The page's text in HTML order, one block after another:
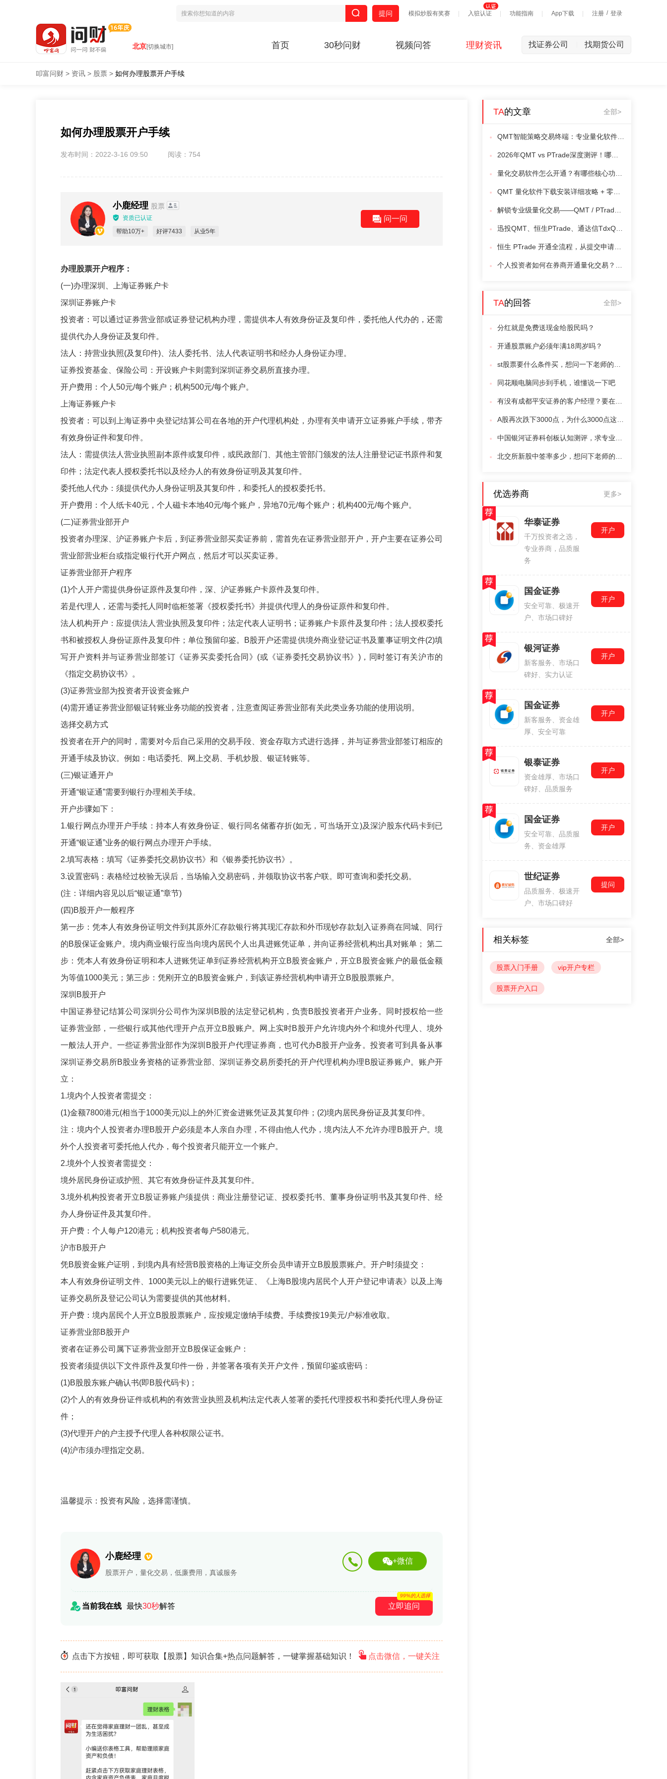
模拟炒股有奖赛 入驻认证 功能指南 App下载 注册 / 登录
提问
北京[切换城市] 首页 30秒问财 视频问答 理财资讯 找证券公司 找期货公司
叩富问财 > 资讯 > 股票 > 如何办理股票开户手续
如何办理股票开户手续
发布时间：2022-3-16 09:50 阅读：754
小鹿经理 股票
资质已认证
帮助10万+
好评7433 从业5年
问一问
办理股票开户程序：
(一)办理深圳、上海证券账户卡
深圳证券账户卡
投资者：可以通过证券营业部或证券登记机构办理，需提供本人有效身份证及复印件，委托他人代办的，还需
提供代办人身份证及复印件。
法人：持营业执照(及复印件) 、法人委托书、法人代表证明书和经办人身份证办理。
证券投资基金、保险公司：开设账户卡则需到深圳证券交易所直接办理。
开户费用：个人 50元/每个账户；机构500元/每个账户。
上海证券账户卡
投资者：可以到上海证券中央登记结算公司在各地的开户代理机构处，办理有关申请开立证券账户手续，带齐
有效身份证件和复印件。
法人：需提供法人营业执照副本原件或复印件，或民政部门、其他主管部门颁发的法人注册登记证书原件和复
印件；法定代表人授权委托书以及经办人的有效身份证明及其复印件。
委托他人代办：须提供代办人身份证明及其复印件，和委托人的授权委托书。
开户费用：个人纸卡40元，个人磁卡本地40元/每个账户，异地70元/每个账户；机构400元/每个账户。
(二)证券营业部开户
投资者办理深、沪证券账户卡后，到证券营业部买卖证券前，需首先在证券营业部开户，开户主要在证券公司
营业部营业柜台或指定银行代开户网点，然后才可以买卖证券。
证券营业部开户程序
(1)个人开户需提供身份证原件及复印件，深、沪证券账户卡原件及复印件。
若是代理人，还需与委托人同时临柜签署《授权委托书》并提供代理人的身份证原件和复印件。
法人机构开户：应提供法人营业执照及复印件；法定代表人证明书；证券账户卡原件及复印件；法人授权委托
书和被授权人身份证原件及复印件；单位预留印鉴。
B 股开户还需提供境外商业登记证书及董事证明文件(2)填
写开户资料并与证券营业部签订《证券买卖委托合同》 (或《证券委托交易协议书》 )，同时签订有关沪市的
《指定交易协议书》。
(3)证券营业部为投资者开设资金账户
(4)需开通证券营业部银证转账业务功能的投资者，注意查阅证券营业部有关此类业务功能的使用说明。
选择交易方式
投资者在开户的同时，需要对今后自己采用的交易手段、资金存取方式进行选择，并与证券营业部签订相应的
开通手续及协议。例如：电话委托、网上交易、手机炒股、银证转账等。
(三)银证通开户
开通“银证通”需要到银行办理相关手续。
开户步骤如下：
1.银行网点办理开户手续：持本人有效身份证、银行同名储蓄存折(如无，可当场开立)及深沪股东代码卡到已
开通“银证通”业务的银行网点办理开户手续。
2.填写表格：填写《证券委托交易协议书》和《银券委托协议书》。
3.设置密码：表格经过校验无误后，当场输入交易密码，并领取协议书客户联。即可查询和委托交易。
(注：详细内容见以后“银证通”章节)
(四)B 股开户一般程序
第一步：凭本人有效身份证明文件到其原外汇存款银行将其现汇存款和外币现钞存款划入证券商在同城、同行
的B 股保证金账户。境内商业银行应当向境内居民个人出具进账凭证单，并向证券经营机构出具对账单； 第二
步：凭本人有效身份证明和本人进账凭证单到证券经营机构开立B 股资金账户，开立B 股资金账户的最低金额
为等值1000美元；第三步：凭刚开立的B 股资金账户，到该证券经营机构申请开立B 股股票账户。
深圳 B 股开户
中国证券登记结算公司深圳分公司作为深圳 B 股的法定登记机构，负责B 股投资者开户业务。同时授权给一些
证券营业部，一些银行或其他代理开户点开立B 股账户。网上实时B 股开户允许境内外个和境外代理人、境外
一般法人开户。一些证券营业部作为深圳 B 股开户代理证券商，也可代办B 股开户业务。投资者可到具备从事
深圳证券交易所B 股业务资格的证券营业部、深圳证券交易所委托的开户代理机构办理 B 股证券账户。账户开
立：
1.境内个人投资者需提交：
(1)金额7800港元(相当于1000美元)以上的外汇资金进账凭证及其复印件； (2)境内居民身份证及其复印件。
注：境内个人投资者办理B 股开户必须是本人亲自办理，不得由他人代办，境内法人不允许办理 B 股开户。境
外个人投资者可委托他人代办，每个投资者只能开立一个账户。
2.境外个人投资者需提交：
境外居民身份证或护照、其它有效身份证件及其复印件。
3.境外机构投资者开立B 股证券账户须提供：商业注册登记证、授权委托书、董事身份证明书及其复印件、经
办人身份证件及其复印件。
开户费：个人每户120港元；机构投资者每户580港元。
沪市B 股开户
凭B 股资金账户证明，到境内具有经营B 股资格的上海证交所会员申请开立B 股股票账户。开户时须提交：
本人有效身份证明文件、 1000美元以上的银行进账凭证、《上海B 股境内居民个人开户登记申请表》以及上海
证券交易所及登记公司认为需要提供的其他材料。
开户费：境内居民个人开立B 股股票账户，应按规定缴纳手续费。手续费按19美元/户标准收取。
证券营业部B 股开户
资者在证券公司属下证券营业部开立B 股保证金账户：
投资者须提供以下文件原件及复印件一份，并签署各项有关开户文件，预留印鉴或密码：
(1)B 股股东账户确认书(即 B 股代码卡) ；
(2)个人的有效身份证件或机构的有效营业执照及机构法定代表人签署的委托代理授权书和委托代理人身份证
件；
(3)代理开户的户主授予代理人各种权限公证书。
(4)沪市须办理指定交易。
温馨提示：投资有风险，选择需谨慎。
小鹿经理
股票开户，量化交易，低廉费用，真诚服务
+微信
当前我在线 最快30秒解答 立即追问
99%的人选择
点击下方按钮，即可获取【股票】知识合集+热点问题解答，一键掌握基础知识！ 点击微信，一键关注
TA的文章 全部>
TA的回答 全部>
分红就是免费送现金给股民吗？
开通股票账户必须年满18周岁吗？
同花顺电脑同步到手机，谁懂说一下吧
优选券商 更多>
华泰证券
千万投资者之选，
专业券商，品质服
务
开户
国金证券
安全可靠、极速开
户、市场口碑好
开户
银河证券
新客服务、市场口
碑好、实力认证
开户
国金证券
新客服务、资金雄
厚、安全可靠
开户
银泰证券
资金雄厚、市场口
碑好、品质服务
开户
国金证券
安全可靠、品质服
务、资金雄厚
开户
世纪证券
品质服务、极速开
户、市场口碑好
提问
相关标签 全部>
股票入门手册 vip开户专栏
股票开户入口